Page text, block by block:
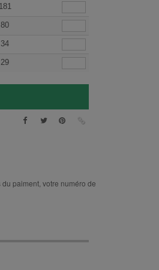
181
80
34
29
paiment, votre numéro de